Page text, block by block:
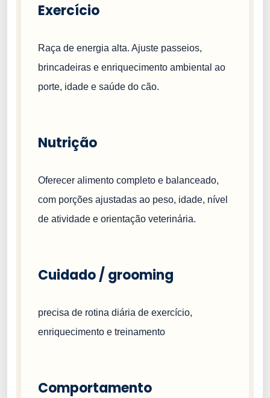
Exercício
Raça de energia alta. Ajuste passeios,
brincadeiras e enriquecimento ambiental ao
porte, idade e saúde do cão.
Nutrição
Oferecer alimento completo e balanceado,
com porções ajustadas ao peso, idade, nível
de atividade e orientação veterinária.
Cuidado / grooming
precisa de rotina diária de exercício,
enriquecimento e treinamento
Comportamento